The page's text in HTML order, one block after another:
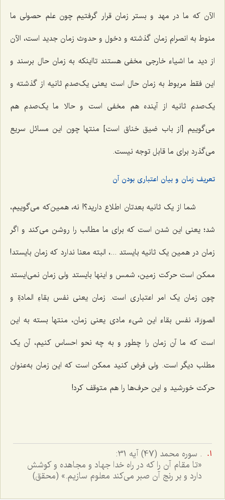
الآن که ما در مهد و بستر زمان قرار گرفتیم چون علم حصولی ما
منوط به انصرام زمان گذشته و دخول و حدوث زمان جدید است، الآن
از دید ما اشیاء خارجی مخفی هستند تااینکه به زمان حال برسند و
این فقط مربوط به زمان حال است یعنی یک‌صدم ثانیه از گذشته و
یک‌صدم ثانیه از آینده هم مخفی است و حالا ما یک‌صدم هم
می‌گوییم [از باب ضیق خناق است] منتها چون این مسائل سریع
می‌گذرد برای ما قابل توجه نیست.
تعریف زمان و بیان اعتباری بودن آن
شما از یک ثانیه بعدتان اطلاع دارید؟! نه، همین‌که می‌گوییم،
شد؛ یعنی این شدن است که برای ما مطالب را روشن می‌کند و اگر
زمان در همین یک ثانیه بایستد ...، البته معنا ندارد که زمان بایستد!
ممکن است حرکت زمین، شمس و اینها بایستد ولی زمان نمی‌ایستد
چون زمان یک امر اعتباری است. زمان یعنی نفس بقاءِ المادةِ و
الصورَة، نفس بقاء این شیء مادی یعنی زمان، منتها بسته به این
است که ما آن زمان را چطور و به چه نحو احساس کنیم، آن یک
مطلب دیگر است. ولی فرض کنید ممکن است که این زمان به‌عنوان
حرکت خورشید و این حرف‌ها را هم متوقف کرد!
. سوره محمد (47) آیه 31:
«تا مقام آن را که در راه خدا جهاد و مجاهده و کوشش
دارد و بر رنج آن صبر می‌کند معلوم سازیم.» (محقق)